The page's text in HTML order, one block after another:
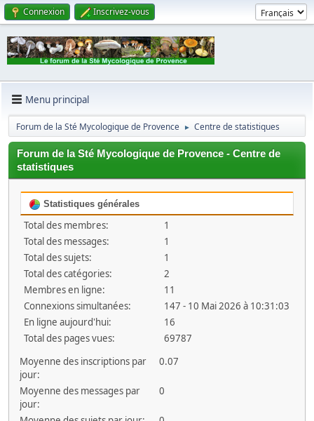
Connexion Inscrivez-vous
Menu principal
Forum de la Sté Mycologique de Provence ► Centre de statistiques
Forum de la Sté Mycologique de Provence - Centre de
statistiques
Statistiques générales
Total des membres:
1
Total des messages:
1
Total des sujets:
1
Total des catégories:
2
Membres en ligne:
11
Connexions simultanées:
147 - 10 Mai 2026 à 10:31:03
En ligne aujourd'hui:
16
Total des pages vues:
69787
Moyenne des inscriptions par
jour:
0.07
Moyenne des messages par
jour:
0